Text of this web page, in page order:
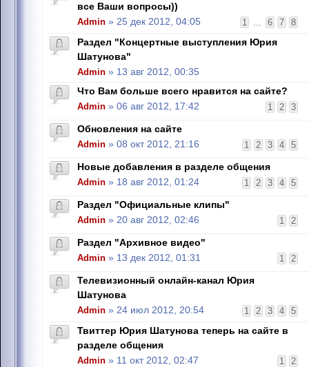
все Ваши вопросы))
1 ... 6 7 8
Admin » 25 дек 2012, 04:05
Раздел "Концертные выступления Юрия
Шатунова"
Admin » 13 авг 2012, 00:35
Что Вам больше всего нравится на сайте?
1 2 3
Admin » 06 авг 2012, 17:42
Обновления на сайте
1 2 3 4 5
Admin » 08 окт 2012, 21:16
Новые добавления в разделе общения
1 2 3 4 5
Admin » 18 авг 2012, 01:24
Раздел "Официальные клипы"
1 2
Admin » 20 авг 2012, 02:46
Раздел "Архивное видео"
1 2
Admin » 13 дек 2012, 01:31
Телевизионный онлайн-канал Юрия
Шатунова
1 2 3 4 5
Admin » 24 июл 2012, 20:54
Твиттер Юрия Шатунова теперь на сайте в
разделе общения
1 2
Admin » 11 окт 2012, 02:47